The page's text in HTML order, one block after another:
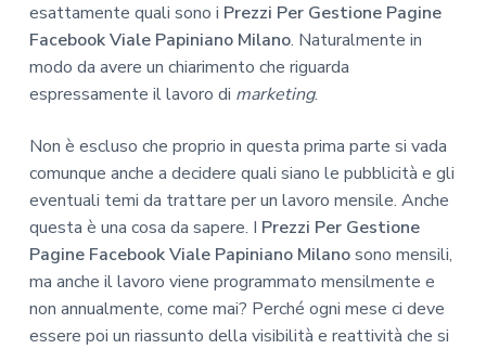
esattamente quali sono i Prezzi Per Gestione Pagine
Facebook Viale Papiniano Milano. Naturalmente in
modo da avere un chiarimento che riguarda
espressamente il lavoro di marketing.
Non è escluso che proprio in questa prima parte si vada
comunque anche a decidere quali siano le pubblicità e gli
eventuali temi da trattare per un lavoro mensile. Anche
questa è una cosa da sapere. I Prezzi Per Gestione
Pagine Facebook Viale Papiniano Milanosono mensili,
ma anche il lavoro viene programmato mensilmente e
non annualmente, come mai? Perché ogni mese ci deve
essere poi un riassunto della visibilità e reattività che si